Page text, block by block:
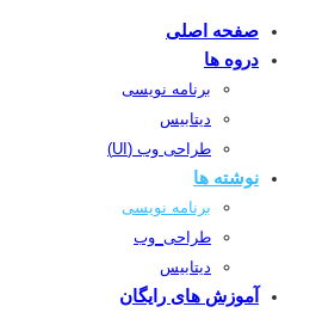
صفحه اصلی
دروه ها
برنامه نویسی
دیتابیس
طراحی وب (UI)
نوشته ها
برنامه نویسی
طراحی_وب
دیتابیس
آموزش های رایگان